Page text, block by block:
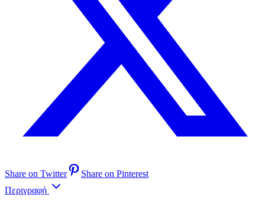
Share on Twitter
Share on Pinterest
Περιγραφή